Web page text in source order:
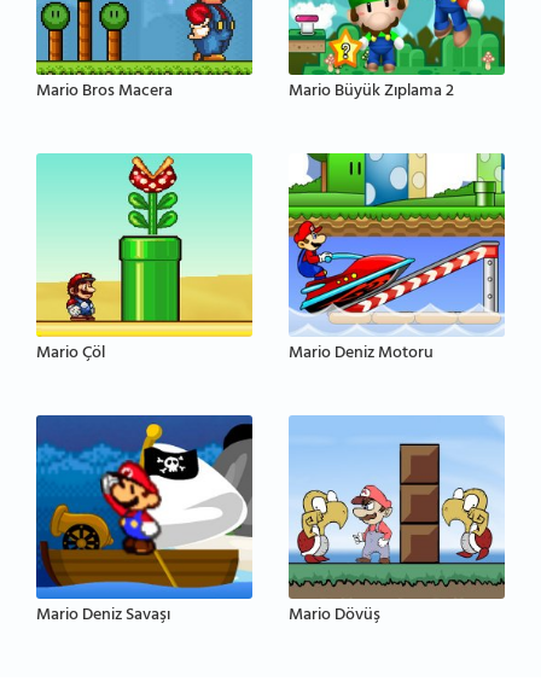
Mario Bros Macera Mario Büyük Zıplama 2
Mario Çöl Mario Deniz Motoru
Mario Deniz Savaşı Mario Dövüş